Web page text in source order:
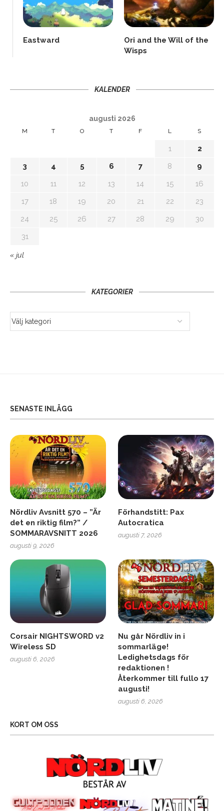
Eastward
Ori and the Will of the
Wisps
KALENDER
augusti 2026
M T O T F L S
1
2
3
4 5 6 7 8
9
10
11 12 13 14 15
16
17
18 19 20 21 22
23
24
25 26 27 28 29
30
31
« jul
KATEGORIER
SENASTE INLÄGG
Nördliv Avsnitt 570 – ”Är
det en riktig film?” /
SOMMARAVSNITT 2026
augusti 9, 2026
Förhandstitt: Pax
Autocratica
augusti 7, 2026
Corsair NIGHTSWORD v2
Wireless SD
augusti 6, 2026
Nu går Nördliv in i
sommarläge!
Ledighetsdags för
redaktionen !
Återkommer till fullo 17
augusti!
augusti 6, 2026
KORT OM OSS